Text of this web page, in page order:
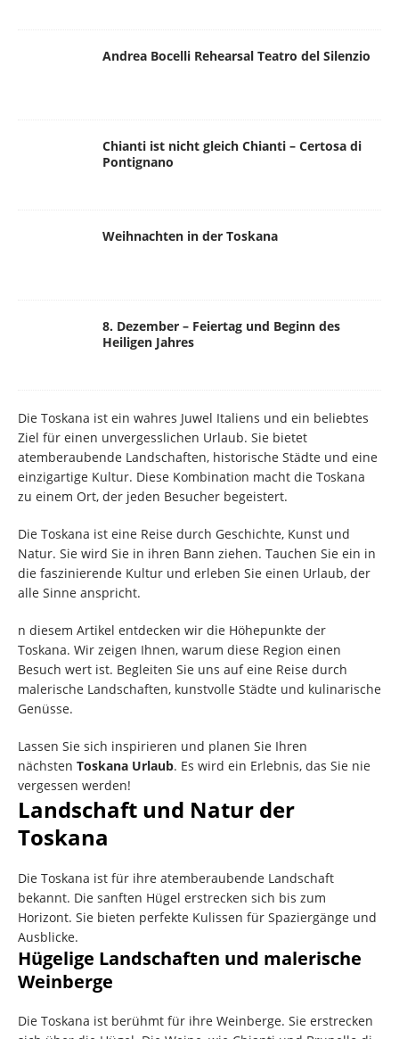
Andrea Bocelli Rehearsal Teatro del Silenzio
Chianti ist nicht gleich Chianti – Certosa di
Pontignano
Weihnachten in der Toskana
8. Dezember – Feiertag und Beginn des
Heiligen Jahres
Die Toskana ist ein wahres Juwel Italiens und ein beliebtes
Ziel für einen unvergesslichen Urlaub. Sie bietet
atemberaubende Landschaften, historische Städte und eine
einzigartige Kultur. Diese Kombination macht die Toskana
zu einem Ort, der jeden Besucher begeistert.
Die Toskana ist eine Reise durch Geschichte, Kunst und
Natur. Sie wird Sie in ihren Bann ziehen. Tauchen Sie ein in
die faszinierende Kultur und erleben Sie einen Urlaub, der
alle Sinne anspricht.
n diesem Artikel entdecken wir die Höhepunkte der
Toskana. Wir zeigen Ihnen, warum diese Region einen
Besuch wert ist. Begleiten Sie uns auf eine Reise durch
malerische Landschaften, kunstvolle Städte und kulinarische
Genüsse.
Lassen Sie sich inspirieren und planen Sie Ihren
nächsten Toskana Urlaub. Es wird ein Erlebnis, das Sie nie
vergessen werden!
Landschaft und Natur der
Toskana
Die Toskana ist für ihre atemberaubende Landschaft
bekannt. Die sanften Hügel erstrecken sich bis zum
Horizont. Sie bieten perfekte Kulissen für Spaziergänge und
Ausblicke.
Hügelige Landschaften und malerische
Weinberge
Die Toskana ist berühmt für ihre Weinberge. Sie erstrecken